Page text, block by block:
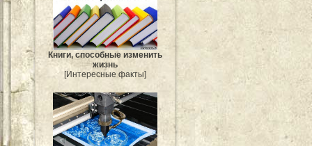
Книги, способные изменить
жизнь
[Интересные факты]